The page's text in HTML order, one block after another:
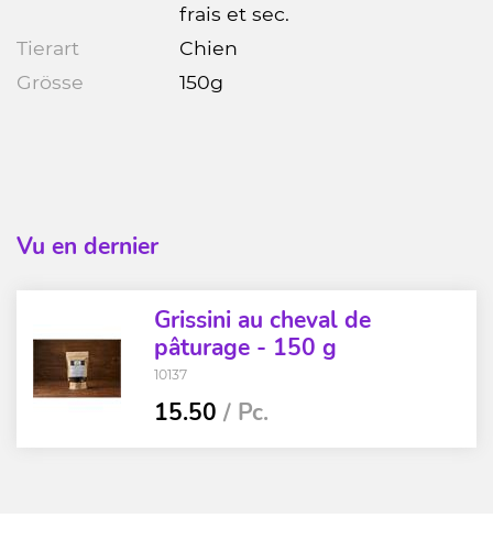
frais et sec.
Tierart
Chien
Grösse
150g
Vu en dernier
Grissini au cheval de
pâturage - 150 g
10137
15.50 / Pc.